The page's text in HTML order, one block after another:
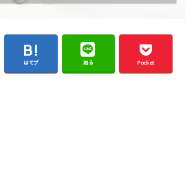
はてブ 送る Pocket